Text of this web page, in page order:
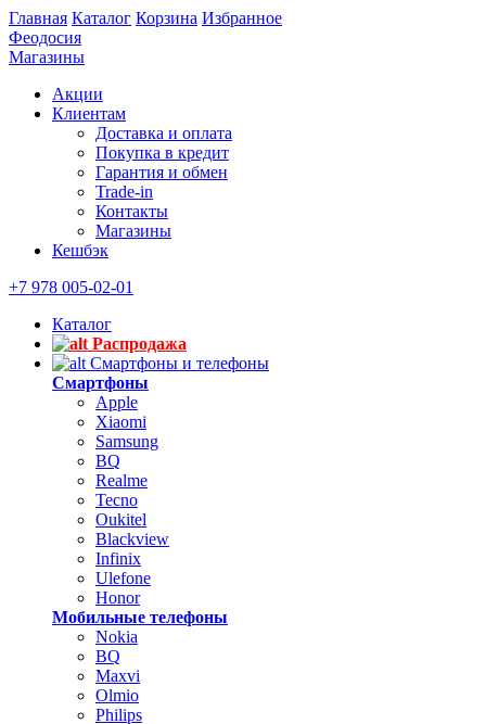
Главная Каталог Корзина Избранное
Феодосия
Магазины
Акции
Клиентам
Доставка и оплата
Покупка в кредит
Гарантия и обмен
Trade-in
Контакты
Магазины
Кешбэк
+7 978 005-02-01
Каталог
Распродажа
Смартфоны и телефоны
Смартфоны
Apple
Xiaomi
Samsung
BQ
Realme
Tecno
Oukitel
Blackview
Infinix
Ulefone
Honor
Мобильные телефоны
Nokia
BQ
Maxvi
Olmio
Philips